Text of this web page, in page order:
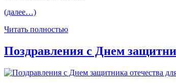
(далее…)
Читать полностью
Поздравления с Днем